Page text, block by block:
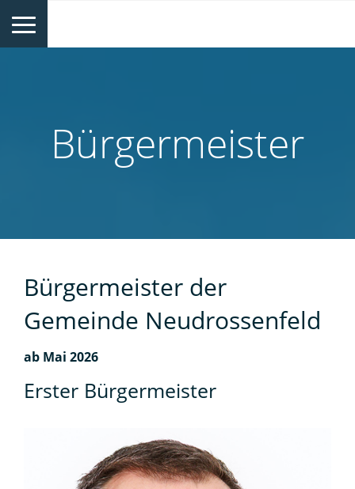
Bürgermeister
Bürgermeister der
Gemeinde Neudrossenfeld
ab Mai 2026
Erster Bürgermeister